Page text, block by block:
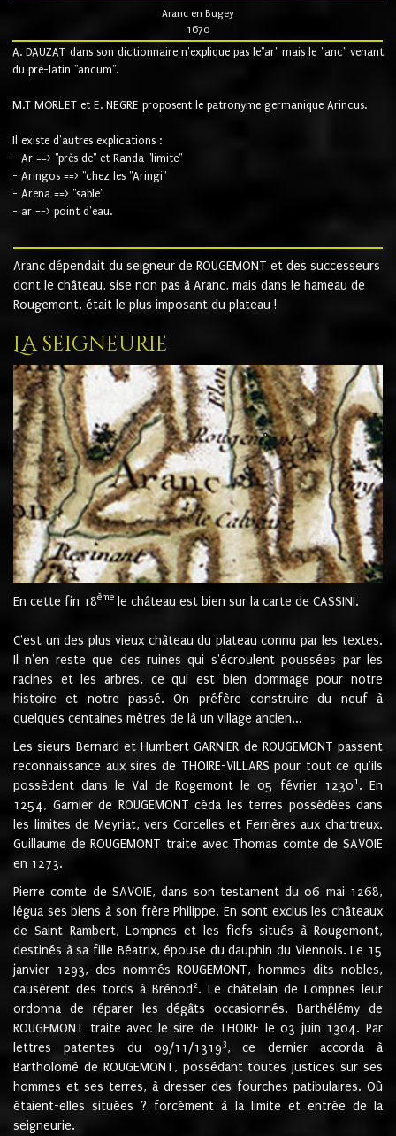
Aranc en Bugey
1670
A. DAUZAT dans son dictionnaire n'explique pas le"ar" mais le "anc" venant
du pré-latin "ancum".
M.T MORLET et E. NEGRE proposent le patronyme germanique Arincus.
Il existe d'autres explications :
- Ar ==> "près de" et Randa "limite"
- Aringos ==> "chez les "Aringi"
- Arena ==> "sable"
- ar ==> point d'eau.
Aranc dépendait du seigneur de ROUGEMONT et des successeurs
dont le château, sise non pas à Aranc, mais dans le hameau de
Rougemont, était le plus imposant du plateau !
La seigneurie
En cette fin 18ème le château est bien sur la carte de CASSINI.
C'est un des plus vieux château du plateau connu par les textes.
Il n'en reste que des ruines qui s'écroulent poussées par les
racines et les arbres, ce qui est bien dommage pour notre
histoire et notre passé. On préfère construire du neuf à
quelques centaines mètres de là un village ancien...
Les sieurs Bernard et Humbert GARNIER de ROUGEMONT passent
reconnaissance aux sires de THOIRE-VILLARS pour tout ce qu'ils
possèdent dans le Val de Rogemont le 05 février 12301 . En
1254, Garnier de ROUGEMONT céda les terres possédées dans
les limites de Meyriat, vers Corcelles et Ferrières aux chartreux.
Guillaume de ROUGEMONT traite avec Thomas comte de SAVOIE
en 1273.
Pierre comte de SAVOIE, dans son testament du 06 mai 1268,
légua ses biens à son frère Philippe. En sont exclus les châteaux
de Saint Rambert, Lompnes et les fiefs situés à Rougemont,
destinés à sa fille Béatrix, épouse du dauphin du Viennois. Le 15
janvier 1293, des nommés ROUGEMONT, hommes dits nobles,
causèrent des tords à Brénod 2. Le châtelain de Lompnes leur
ordonna de réparer les dégâts occasionnés. Barthélémy de
ROUGEMONT traite avec le sire de THOIRE le 03 juin 1304. Par
lettres patentes du 09/11/13193, ce dernier accorda à
Bartholomé de ROUGEMONT, possédant toutes justices sur ses
hommes et ses terres, à dresser des fourches patibulaires. Où
étaient-elles situées ? forcément à la limite et entrée de la
seigneurie.